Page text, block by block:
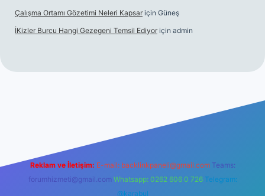
Çalışma Ortamı Gözetimi Neleri Kapsar için Güneş
İKizler Burcu Hangi Gezegeni Temsil Ediyor için admin
Reklam ve İletişim: E-mail: backlinkpaneli@gmail.com Teams:
forumhizmeti@gmail.com Whatsapp: 0262 606 0 726 Telegram:
@karabul